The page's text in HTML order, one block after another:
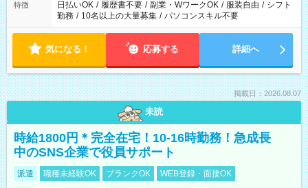
特徴 日払いOK / 履歴書不要 / 副業・WワークOK / 服装自由 / シフト
勤務 / 10名以上の大量募集 / パソコンスキル不要
気になる！ 応募する 詳細へ
掲載日：2026.08.07
未読
時給1800円＊完全在宅！10-16時勤務！急成長
中のSNS企業で役員サポート
派遣 職種未経験OK ブランクOK WEB登録・面接OK